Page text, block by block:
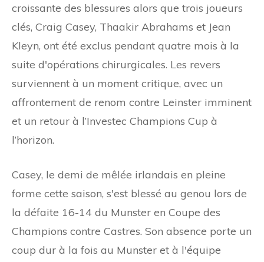
croissante des blessures alors que trois joueurs
clés, Craig Casey, Thaakir Abrahams et Jean
Kleyn, ont été exclus pendant quatre mois à la
suite d'opérations chirurgicales. Les revers
surviennent à un moment critique, avec un
affrontement de renom contre Leinster imminent
et un retour à l’Investec Champions Cup à
l’horizon.
Casey, le demi de mêlée irlandais en pleine
forme cette saison, s'est blessé au genou lors de
la défaite 16-14 du Munster en Coupe des
Champions contre Castres. Son absence porte un
coup dur à la fois au Munster et à l'équipe